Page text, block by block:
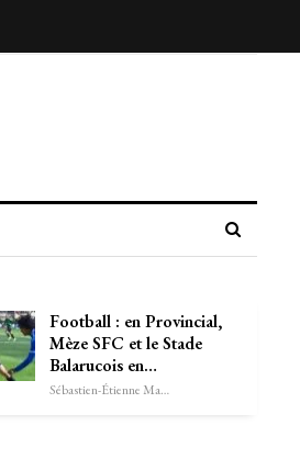
Football : en Provincial,
Mèze SFC et le Stade
Balarucois en…
Sébastien-Étienne Marechal